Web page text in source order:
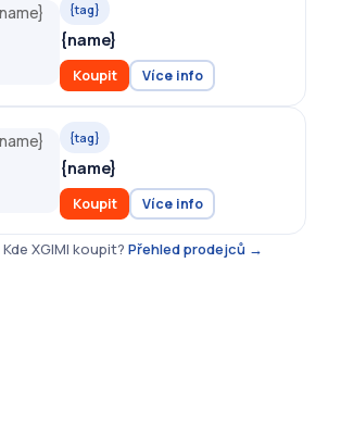
{tag}
{name}
Koupit Více info
{tag}
{name}
Koupit Více info
Kde XGIMI koupit? Přehled prodejců →